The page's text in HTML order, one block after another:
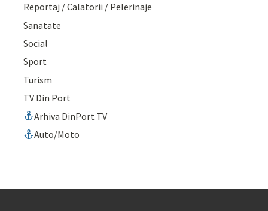
Reportaj / Calatorii / Pelerinaje
Sanatate
Social
Sport
Turism
TV Din Port
Arhiva DinPort TV
Auto/Moto